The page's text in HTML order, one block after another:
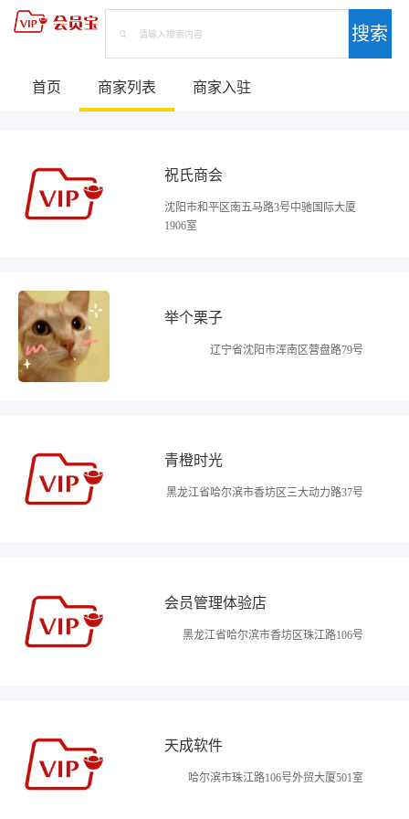
搜索
首页 商家列表 商家入驻
祝氏商会
沈阳市和平区南五马路3号中驰国际大厦
1906室
举个栗子
辽宁省沈阳市浑南区营盘路79号
青橙时光
黑龙江省哈尔滨市香坊区三大动力路37号
会员管理体验店
黑龙江省哈尔滨市香坊区珠江路106号
天成软件
哈尔滨市珠江路106号外贸大厦501室